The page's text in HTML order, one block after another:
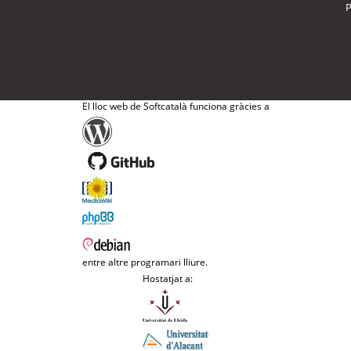
El lloc web de Softcatalà funciona gràcies a
entre altre programari lliure.
Hostatjat a: